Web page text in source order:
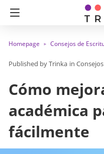
Homepage Consejos de
Trinka in
Cómo
académica
fácilmente